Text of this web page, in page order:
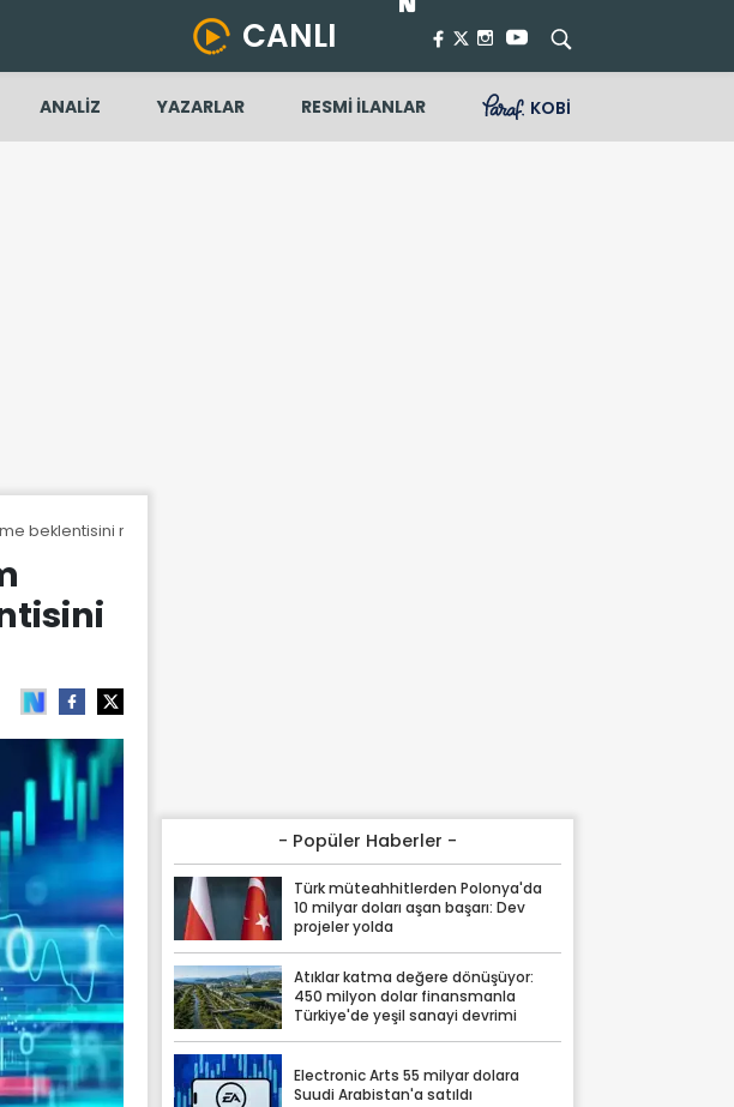
CANLI
ANALİZ YAZARLAR RESMİ İLANLAR KOBİ
beklentisini revize etti
- Popüler Haberler -
Türk müteahhitlerden Polonya'da
10 milyar doları aşan başarı: Dev
projeler yolda
Atıklar katma değere dönüşüyor:
450 milyon dolar finansmanla
Türkiye'de yeşil sanayi devrimi
Electronic Arts 55 milyar dolara
Suudi Arabistan'a satıldı